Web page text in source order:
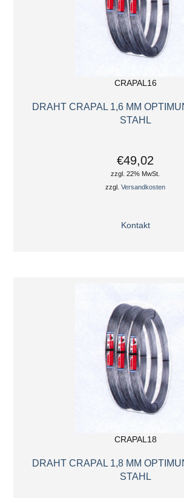
CRAPAL16
DRAHT CRAPAL 1,6 MM
STAHL
€49,02
zzgl. 22% MwSt.
zzgl.Versandkosten
Kontakt
CRAPAL18
DRAHT CRAPAL 1,8 MM
STAHL